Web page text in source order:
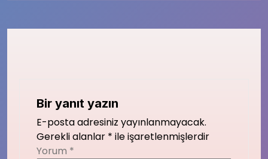
Bir yanıt yazın
E-posta adresiniz yayınlanmayacak.
Gerekli alanlar * ile işaretlenmişlerdir
Yorum *